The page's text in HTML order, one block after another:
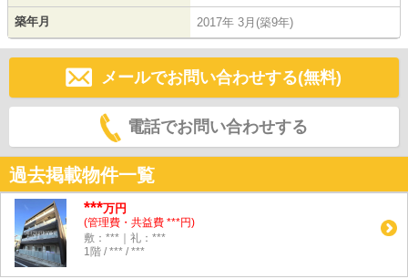
築年月 2017年 3月(築9年)
メールでお問い合わせする(無料)
電話でお問い合わせする
過去掲載物件一覧
***万円
(管理費・共益費 ***円)
敷：***｜礼：***
1階 / *** / ***